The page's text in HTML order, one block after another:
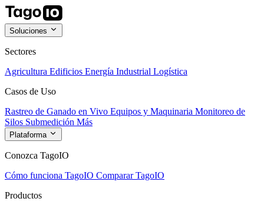
Soluciones
Sectores
Agricultura Edificios Energía Industrial Logística
Casos de Uso
Rastreo de Ganado en Vivo Equipos y Maquinaria Monitoreo de
Silos Submedición Más
Plataforma
Conozca TagoIO
Cómo funciona TagoIO Comparar TagoIO
Productos